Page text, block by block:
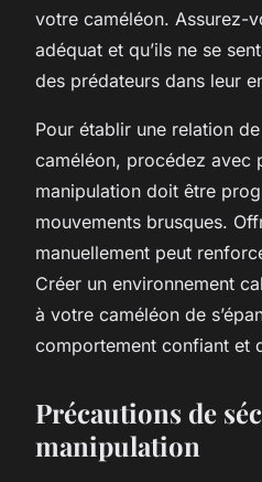
votre caméléon. Assurez-
adéquat et qu’ils ne se
des prédateurs dans leur
Pour établir une relation
caméléon, procédez avec
manipulation doit être
mouvements brusques.
manuellement peut
Créer un environnement
à votre caméléon de
comportement confiant et
Précautions de
manipulation